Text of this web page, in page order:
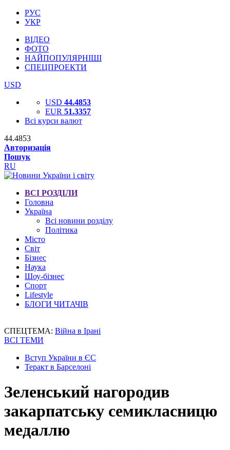
РУС
УКР
ВІДЕО
ФОТО
НАЙПОПУЛЯРНІШІ
СПЕЦПРОЕКТИ
USD
USD 44.4853
EUR 51.3357
Всі курси валют
44.4853
Авторизація
Пошук
RU
ВСІ РОЗДІЛИ
Головна
Україна
Всі новини розділу
Політика
Місто
Світ
Бізнес
Наука
Шоу-бізнес
Спорт
Lifestyle
БЛОГИ ЧИТАЧІВ
СПЕЦТЕМА: Війна в Ірані
ВСІ ТЕМИ
Вступ України в ЄС
Теракт в Барселоні
Зеленський нагородив
закарпатську семикласницю
медаллю